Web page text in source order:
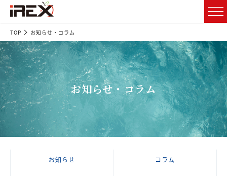
TOP お知らせ・コラム
お知らせ・コラム
お知らせ コラム